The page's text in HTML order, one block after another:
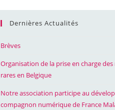
Dernières Actualités
Brèves
Organisation de la prise en charge des
rares en Belgique
Notre association participe au
compagnon numérique de France